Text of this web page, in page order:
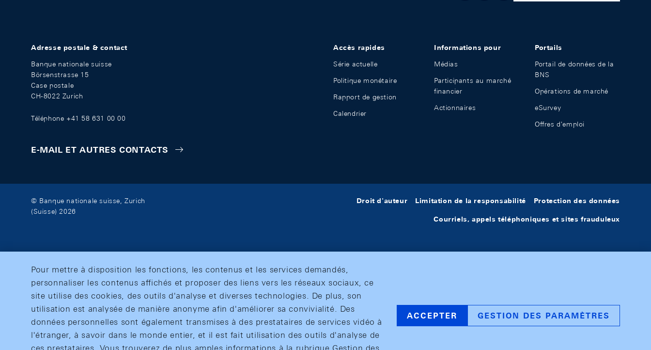
Adresse postale & contact
Banque nationale suisse
Börsenstrasse 15
Case postale
CH-8022 Zurich
Téléphone +41 58 631 00 00
E-MAIL ET AUTRES CONTACTS
Accès rapides
Série actuelle
Politique monétaire
Rapport de gestion
Calendrier
Informations pour
Médias
Participants au marché
financier
Actionnaires
Portails
Portail de données de la
BNS
Opérations de marché
eSurvey
Offres d'emploi
© Banque nationale suisse, Zurich
(Suisse) 2026
Droit d'auteur Limitation de la responsabilité Protection des données
Courriels, appels téléphoniques et sites frauduleux
Pour mettre à disposition les fonctions, les contenus et les services demandés,
personnaliser les contenus affichés et proposer des liens vers les réseaux sociaux, ce
site utilise des cookies, des outils d'analyse et diverses technologies. De plus, son
utilisation est analysée de manière anonyme afin d'améliorer sa convivialité. Des
données personnelles sont également transmises à des prestataires de services vidéo à
l'étranger, à savoir dans le monde entier, et il est fait utilisation des outils d'analyse de
ACCEPTER GESTION DES PARAMÈTRES